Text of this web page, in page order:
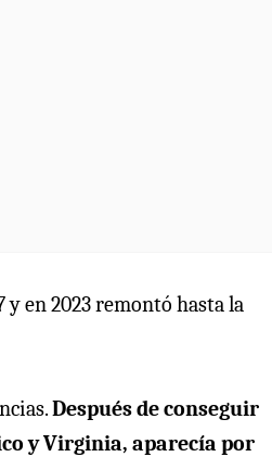
y en 2023 remontó hasta la
Después de conseguir
y Virginia, aparecía por